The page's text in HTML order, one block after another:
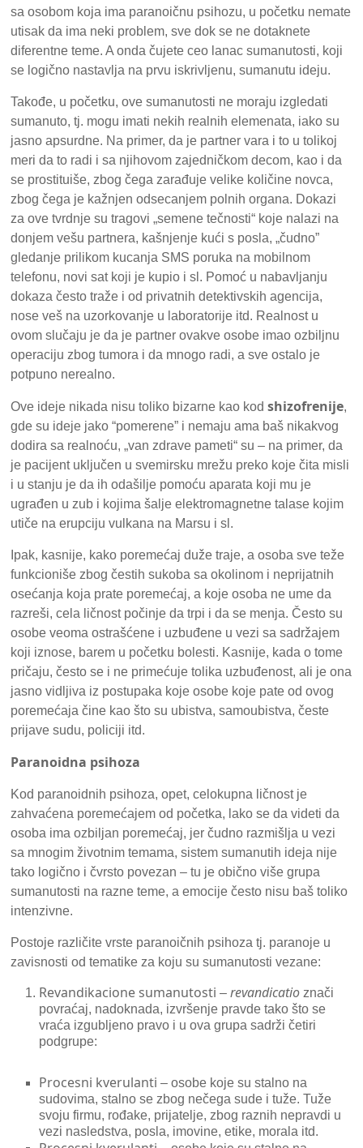
sa osobom koja ima paranoičnu psihozu, u početku nemate
utisak da ima neki problem, sve dok se ne dotaknete
diferentne teme. A onda čujete ceo lanac sumanutosti, koji
se logično nastavlja na prvu iskrivljenu, sumanutu ideju.
Takođe, u početku, ove sumanutosti ne moraju izgledati
sumanuto, tj. mogu imati nekih realnih elemenata, iako su
jasno apsurdne. Na primer, da je partner vara i to u tolikoj
meri da to radi i sa njihovom zajedničkom decom, kao i da
se prostituiše, zbog čega zarađuje velike količine novca,
zbog čega je kažnjen odsecanjem polnih organa. Dokazi
za ove tvrdnje su tragovi „semene tečnosti“ koje nalazi na
donjem vešu partnera, kašnjenje kući s posla, „čudno”
gledanje prilikom kucanja SMS poruka na mobilnom
telefonu, novi sat koji je kupio i sl. Pomoć u nabavljanju
dokaza često traže i od privatnih detektivskih agencija,
nose veš na uzorkovanje u laboratorije itd. Realnost u
ovom slučaju je da je partner ovakve osobe imao ozbiljnu
operaciju zbog tumora i da mnogo radi, a sve ostalo je
potpuno nerealno.
Ove ideje nikada nisu toliko bizarne kao kodshizofrenije,
gde su ideje jako “pomerene” i nemaju ama baš nikakvog
dodira sa realnoću, „van zdrave pameti“ su – na primer, da
je pacijent uključen u svemirsku mrežu preko koje čita misli
i u stanju je da ih odašilje pomoću aparata koji mu je
ugrađen u zub i kojima šalje elektromagnetne talase kojim
utiče na erupciju vulkana na Marsu i sl.
Ipak, kasnije, kako poremećaj duže traje, a osoba sve teže
funkcioniše zbog čestih sukoba sa okolinom i neprijatnih
osećanja koja prate poremećaj, a koje osoba ne ume da
razreši, cela ličnost počinje da trpi i da se menja. Često su
osobe veoma ostrašćene i uzbuđene u vezi sa sadržajem
koji iznose, barem u početku bolesti. Kasnije, kada o tome
pričaju, često se i ne primećuje tolika uzbuđenost, ali je ona
jasno vidljiva iz postupaka koje osobe koje pate od ovog
poremećaja čine kao što su ubistva, samoubistva, česte
prijave sudu, policiji itd.
Paranoidna psihoza
Kod paranoidnih psihoza, opet, celokupna ličnost je
zahvaćena poremećajem od početka, lako se da videti da
osoba ima ozbiljan poremećaj, jer čudno razmišlja u vezi
sa mnogim životnim temama, sistem sumanutih ideja nije
tako logično i čvrsto povezan – tu je obično više grupa
sumanutosti na razne teme, a emocije često nisu baš toliko
intenzivne.
Postoje različite vrste paranoičnih psihoza tj. paranoje u
zavisnosti od tematike za koju su sumanutosti vezane:
Revandikacione sumanutosti –revandicatio znači
povraćaj, nadoknada, izvršenje pravde tako što se
vraća izgubljeno pravo i u ova grupa sadrži četiri
podgrupe:
Procesni kverulanti – osobe koje su stalno na
sudovima, stalno se zbog nečega sude i tuže. Tuže
svoju firmu, rođake, prijatelje, zbog raznih nepravdi u
vezi nasledstva, posla, imovine, etike, morala itd.